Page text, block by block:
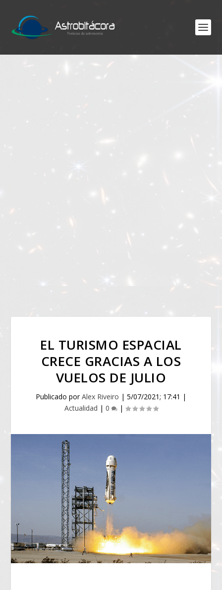
EL TURISMO ESPACIAL
CRECE GRACIAS A LOS
VUELOS DE JULIO
Publicado porAlex Riveiro | 5/07/2021; 17:41 |
Actualidad | 0 |